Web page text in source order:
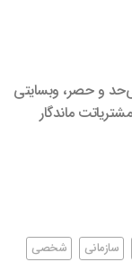
و حصر، وبسایتی
ماندگار
سازمانی شخصی